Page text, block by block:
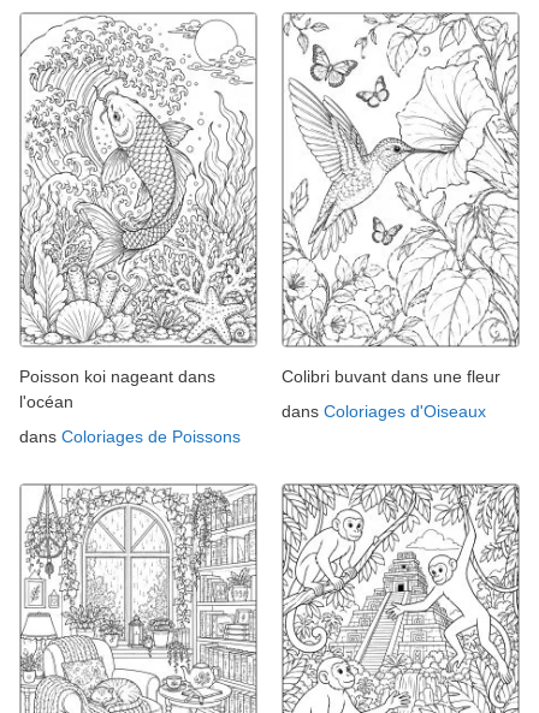
Poisson koi nageant dans
l'océan
dans Coloriages de Poissons
Colibri buvant dans une fleur
dans Coloriages d'Oiseaux